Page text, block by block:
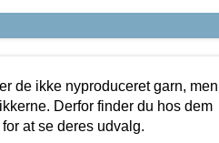
de ikke nyproduceret garn, men
Derfor finder du hos dem
at se deres udvalg.